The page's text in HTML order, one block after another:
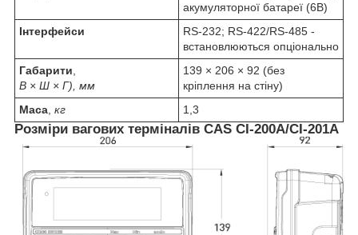
акумуляторної батареї (6В)
Інтерфейси
RS-232; RS-422/RS-485 -
встановлюються опціонально
Габарити
В × Ш × Г), мм
139 × 206 × 92 (без
кріплення на стіну)
Маса кг 1,3
Розміри вагових терміналів CAS CI-200A/CI-201A